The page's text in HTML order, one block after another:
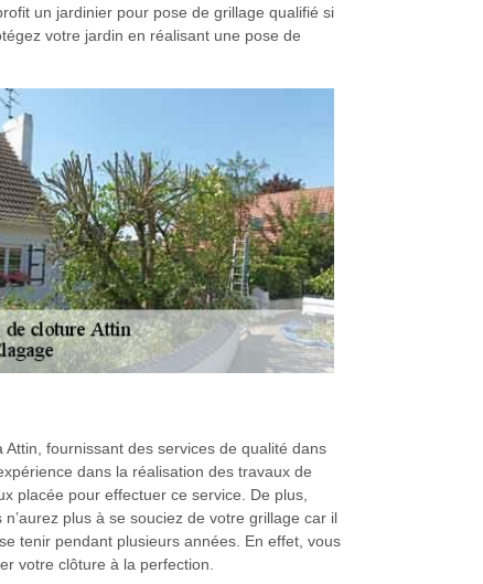
un jardinier pour pose de grillage qualifié si
votre jardin en réalisant une pose de
fournissant des services de qualité dans
dans la réalisation des travaux de
placée pour effectuer ce service. De plus,
plus à se souciez de votre grillage car il
tenir pendant plusieurs années. En effet, vous
votre clôture à la perfection.